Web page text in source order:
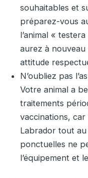
souhaitables et
préparez-vous
l’animal «
aurez à nouveau
attitude
N’oubliez pas
Votre animal a
traitements
vaccinations,
Labrador tout au
ponctuelles ne
l’équipement et